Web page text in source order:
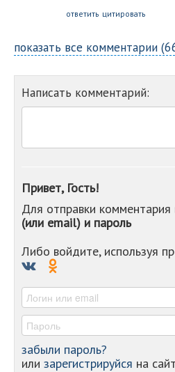
ответить цитировать
показать все комментарии
Написать комментарий:
Привет, Гость!
Для отправки
(или email) и пароль
Либо войдите, используя
забыли пароль?
или зарегистрируйся на